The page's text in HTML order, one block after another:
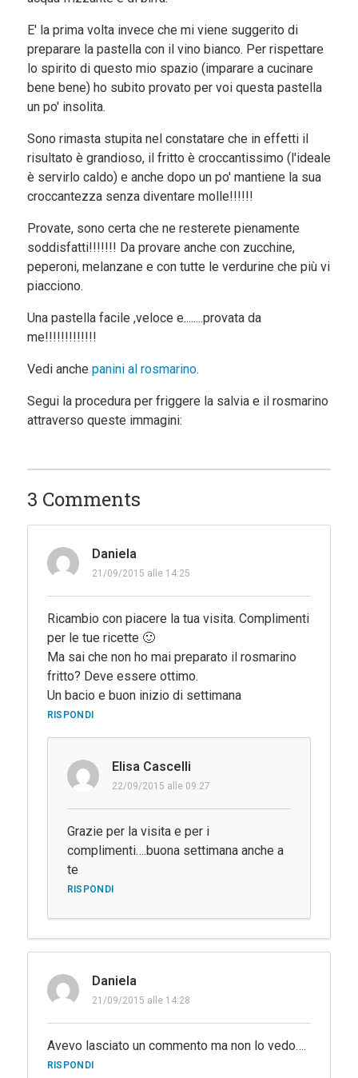
E' la prima volta invece che mi viene suggerito di
preparare la pastella con il vino bianco. Per rispettare
lo spirito di questo mio spazio (imparare a cucinare
bene bene) ho subito provato per voi questa pastella
un po' insolita.
Sono rimasta stupita nel constatare che in effetti il
risultato è grandioso, il fritto è croccantissimo (l'ideale
è servirlo caldo) e anche dopo un po' mantiene la sua
croccantezza senza diventare molle!!!!!!
Provate, sono certa che ne resterete pienamente
soddisfatti!!!!!!! Da provare anche con zucchine,
peperoni, melanzane e con tutte le verdurine che più vi
piacciono.
Una pastella facile ,veloce e........provata da
me!!!!!!!!!!!!!
Vedi anche panini al rosmarino.
Segui la procedura per friggere la salvia e il rosmarino
attraverso queste immagini:
3 Comments
Daniela
21/09/2015 alle 14:25
Ricambio con piacere la tua visita. Complimenti
per le tue ricette 🙂
Ma sai che non ho mai preparato il rosmarino
fritto? Deve essere ottimo.
Un bacio e buon inizio di settimana
RISPONDI
Elisa Cascelli
22/09/2015 alle 09:27
Grazie per la visita e per i
complimenti….buona settimana anche a
te
RISPONDI
Daniela
21/09/2015 alle 14:28
Avevo lasciato un commento ma non lo vedo….
RISPONDI